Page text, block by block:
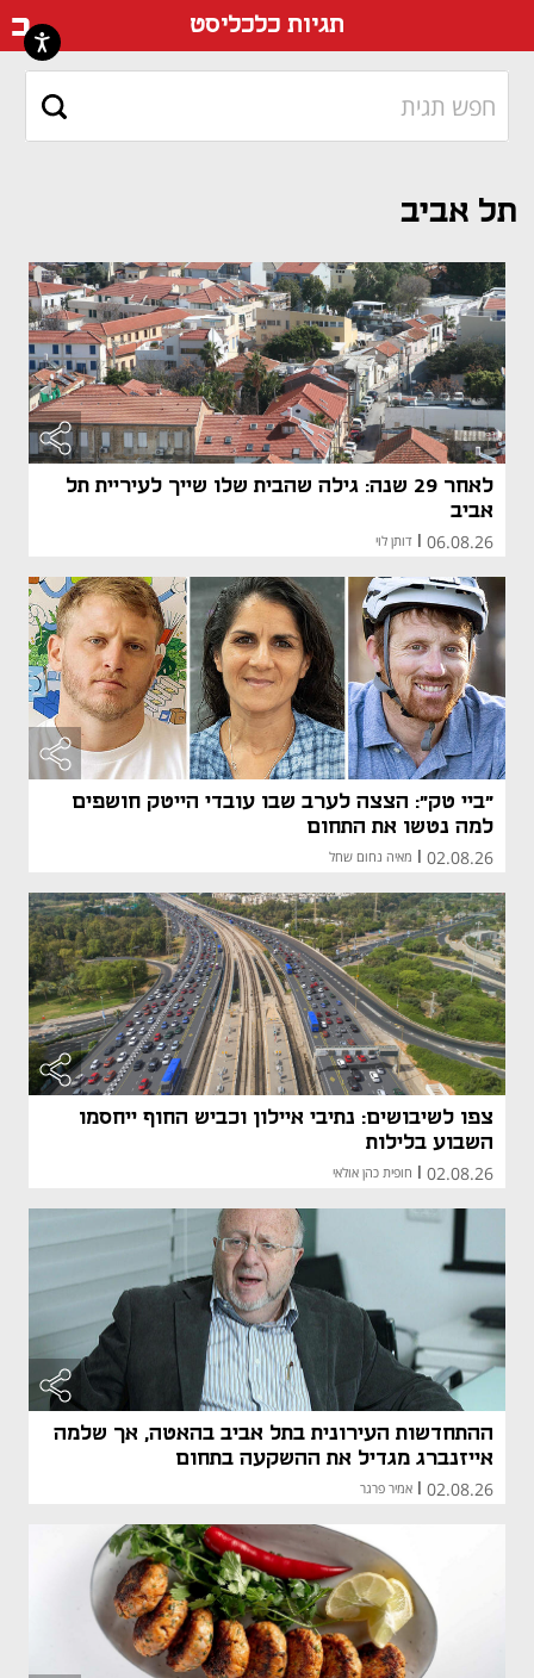
תגיות כלכליסט
תל אביב
לאחר 29 שנה: גילה שהבית שלו שייך לעיריית תל
אביב
06.08.26 דותן לוי
"ביי טק": הצצה לערב שבו עובדי הייטק חושפים
למה נטשו את התחום
02.08.26 מאיה נחום שחל
צפו לשיבושים: נתיבי איילון וכביש החוף ייחסמו
השבוע בלילות
02.08.26 חופית כהן אולאי
ההתחדשות העירונית בתל אביב בהאטה, אך שלמה
אייזנברג מגדיל את ההשקעה בתחום
02.08.26 אמיר פרגר